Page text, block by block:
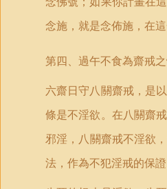
念施，就是念佈施，在
第四、過午不食為齋戒
六齋日守八關齋戒，是
條是不淫欲。在八關齋
邪淫，八關齋戒不淫欲
法，作為不犯淫戒的保